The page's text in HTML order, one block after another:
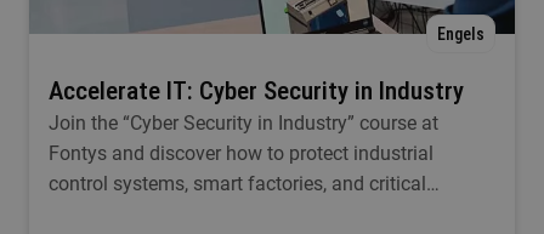
Engels
Accelerate IT: Cyber Security in Industry
Join the “Cyber Security in Industry” course at
Fontys and discover how to protect industrial
control systems, smart factories, and critical